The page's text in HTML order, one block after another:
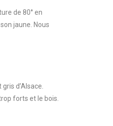
de 80° en
jaune. Nous
d’Alsace.
forts et le bois.